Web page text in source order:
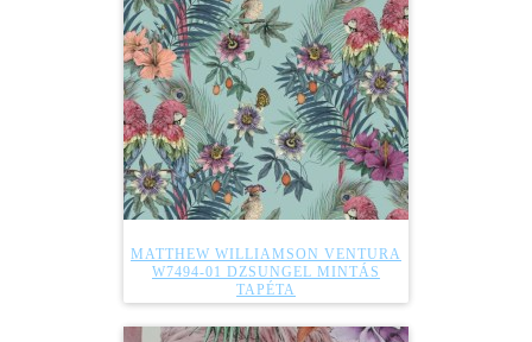
MATTHEW WILLIAMSON VENTURA
W7494-01 DZSUNGEL MINTÁS
TAPÉTA